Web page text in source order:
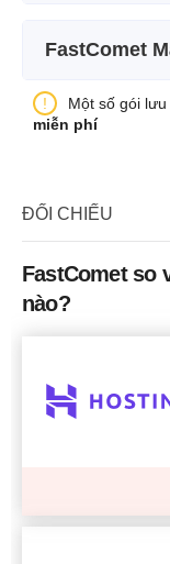
Mức giá
Băng
FastComet
Tên kế
RAM
Một số gói
miễn phí
ĐỐI CHIẾU
FastComet so
nào?